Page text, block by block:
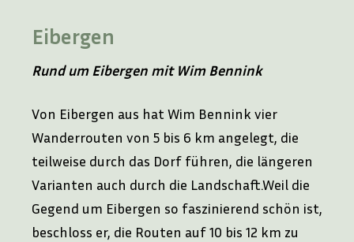
Eibergen
Rund um Eibergen mit Wim Bennink
Von Eibergen aus hat Wim Bennink vier
Wanderrouten von 5 bis 6 km angelegt, die
teilweise durch das Dorf führen, die längeren
Varianten auch durch die Landschaft.Weil die
Gegend um Eibergen so faszinierend schön ist,
beschloss er, die Routen auf 10 bis 12 km zu